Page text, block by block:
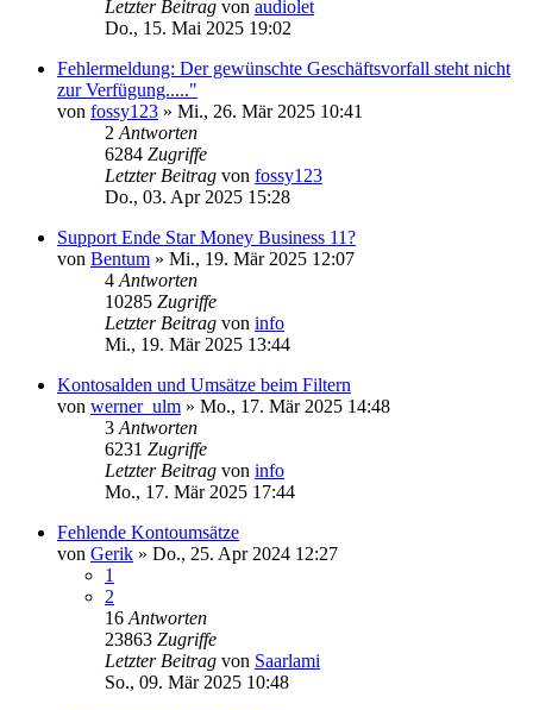
Letzter Beitrag von audiolet
Do., 15. Mai 2025 19:02
Fehlermeldung: Der gewünschte Geschäftsvorfall steht nicht
zur Verfügung....."
von fossy123 » Mi., 26. Mär 2025 10:41
2 Antworten
6284 Zugriffe
Letzter Beitrag von fossy123
Do., 03. Apr 2025 15:28
Support Ende Star Money Business 11?
von Bentum » Mi., 19. Mär 2025 12:07
4 Antworten
10285 Zugriffe
Letzter Beitrag von info
Mi., 19. Mär 2025 13:44
Kontosalden und Umsätze beim Filtern
von werner_ulm » Mo., 17. Mär 2025 14:48
3 Antworten
6231 Zugriffe
Letzter Beitrag von info
Mo., 17. Mär 2025 17:44
Fehlende Kontoumsätze
von Gerik » Do., 25. Apr 2024 12:27
1
2
16 Antworten
23863 Zugriffe
Letzter Beitrag von Saarlami
So., 09. Mär 2025 10:48